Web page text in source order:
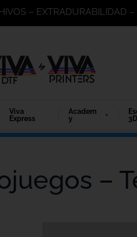
– EXTRADURABILIDAD
Viva
Express
Academ
y
3D
–